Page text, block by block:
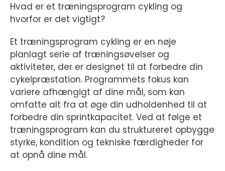
Hvad er et træningsprogram cykling og
hvorfor er det vigtigt?
Et træningsprogram cykling er en nøje
planlagt serie af træningsøvelser og
aktiviteter, der er designet til at forbedre din
cykelpræstation. Programmets fokus kan
variere afhængigt af dine mål, som kan
omfatte alt fra at øge din udholdenhed til at
forbedre din sprintkapacitet. Ved at følge et
træningsprogram kan du struktureret opbygge
styrke, kondition og tekniske færdigheder for
at opnå dine mål.